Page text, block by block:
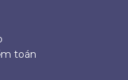
toán